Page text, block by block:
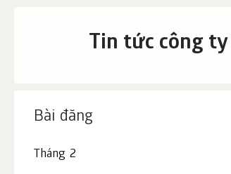
Tin tức công ty
Bài đăng
Tháng 2